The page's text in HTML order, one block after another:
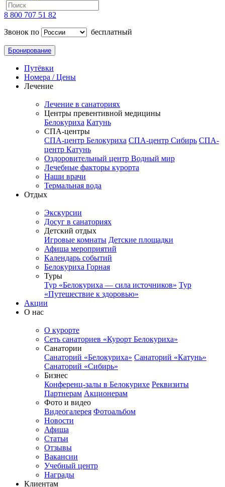
8 800 707 51 82
Звонок по
бесплатный
Бронирование
Путёвки
Номера / Цены
Лечение
Лечение в санаториях
Центры превентивной медицины
Белокуриха Катунь
СПА-центры
СПА-центр Белокуриха СПА-центр Сибирь СПА-
центр Катунь
Оздоровительный центр Водный мир
Лечебные факторы курорта
Наши врачи
Термальная вода
Отдых
Экскурсии
Досуг в санаториях
Детский отдых
Игровые комнаты Детские площадки
Афиша мероприятий
Календарь событий
Белокуриха Горная
Туры
Тур «Белокуриха — сила источников» Тур
«Путешествие к здоровью»
Акции
О нас
О курорте
Сеть санаториев «Курорт Белокуриха»
Санатории
Санаторий «Белокуриха» Санаторий «Катунь»
Санаторий «Сибирь»
Бизнес
Конференц-залы в Белокурихе Реквизиты
Партнерам Акционерам
Фото и видео
Видеогалерея Фотоальбом
Новости
Афиша
Статьи
Отзывы
Вакансии
Учебный центр
Награды
Клиентам